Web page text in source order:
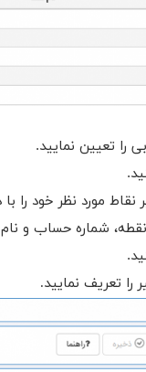
را تعیین نمایید.
نقاط مورد نظر خود را
شماره حساب و
تعریف نمایید.